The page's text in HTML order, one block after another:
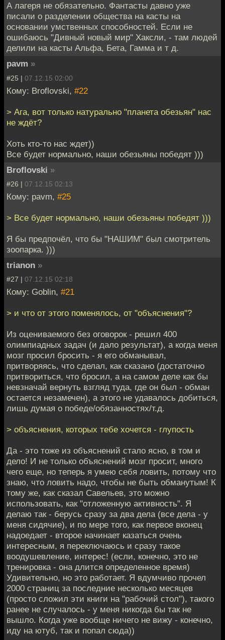
А лагеря не обязательно. Фантасты давно уже
писали о разделении общества на касты на
основании умственных способностей. Если не
ошибаюсь "Дивный новый мир" Хаксли, - там людей
делили на касты Альфа, Бета, Гамма и т д.
pavm »
#25 | 07.12.15 02:00
Кому: Broflovski, #22
> Ага, вот только натурально "планета обезьян" нас
не ждёт?
Хоть кто-то нас ждет))
Все будет нормально, наши обезьяны победят )))
Broflovski »
#26 | 07.12.15 02:13
Кому: pavm, #25
> Все будет нормально, наши обезьяны победят )))
Я бы предпочёл, что бы "НАШИМ" был смотритель
зоопарка. )))
trianon »
#27 | 07.12.15 02:18
Кому: Goblin, #21
> и что от этого поменялось, от "объяснения"?
Из оцениваемого без оговорок - решил 400
олимпиадных задач (и дало результат), а когда меня
мозг просил бросить - я его обманывал,
притворяясь, что сделал, как сказано (достаточно
притвориться, что бросил, а на самом деле как бы
невзначай вернуть взгляд туда, где он был - обман
остается незамечен), а этого не удавалось добиться,
лишь думая о победе/обязанностях/т.д.
> объяснения, которых тебе хочется - глупость
Да - это тоже из объяснений стало ясно, в том и
дело! И не только объяснений мозг просит, много
чего еще, но теперь я умею себя ловить, потому что
знаю, что ловить надо, чтобы не быть обманутым! К
тому же, как сказал Савельев, это можно
использовать, как "отложенную активность". Я
делаю так - берусь сразу за два дела (все дела - у
меня сидячие), и по мере того, как первое вконец
надоедает - второе начинает казаться очень
интересным, я переключаюсь и сразу такое
воодушевление, интерес! (если, конечно, это не
тренировка - она длится определенное время)
Удивительно, но это работает. Я вдумчиво прочел
2000 страниц за последние несколько месяцев
(просто сложил эти книги на "рабочий стол"), такого
ранее не случалось - у меня никогда бы так не
вышло. Когда уже вообще ничего не вижу - конечно,
иду на ютуб, так и попал сюда))